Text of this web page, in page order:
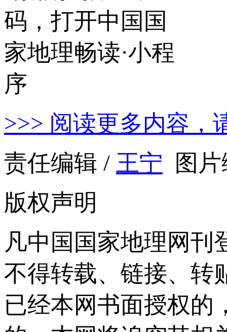
>>> 阅读更多内容，
责任编辑 / 王宁 图
版权声明
凡中国国家地理网刊
不得转载、链接、转
已经本网书面授权的